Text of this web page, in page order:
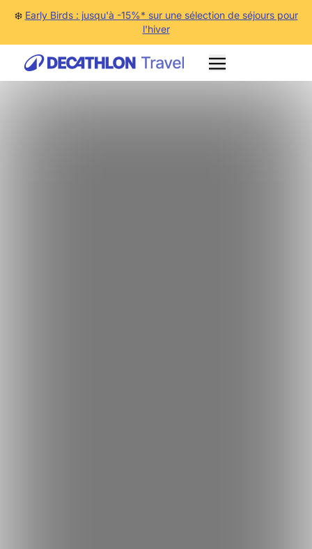
❄️ Early Birds : jusqu'à -15%* sur une sélection de séjours pour
l'hiver